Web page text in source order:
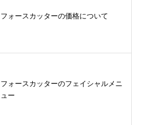
フォースカッターの価格について
フォースカッターのフェイシャルメニ
ュー